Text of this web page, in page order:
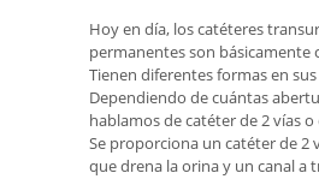
Hoy en día, los catéteres
permanentes son básicamente
Tienen diferentes formas en
Dependiendo de cuántas
hablamos de catéter de 2 vías
Se proporciona un catéter de 2
que drena la orina y un canal a